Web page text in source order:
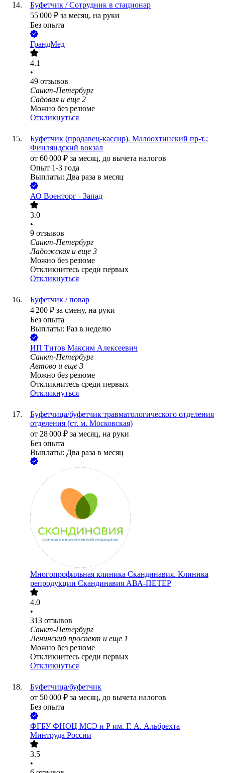
Буфетчик / Сотрудник в стационар
55 000 ₽ за месяц, на руки
Без опыта
ГрандМед
4.1
•
49 отзывов
Санкт-Петербург
Садовая и еще 2
Можно без резюме
Откликнуться
Буфетчик (продавец-кассир). Малоохтинский пр-т.;
Финляндский вокзал
от 60 000 ₽ за месяц, до вычета налогов
Опыт 1-3 года
Выплаты: Два раза в месяц
АО Военторг - Запад
3.0
•
9 отзывов
Санкт-Петербург
Ладожская и еще 3
Можно без резюме
Откликнитесь среди первых
Откликнуться
Буфетчик / повар
4 200 ₽ за смену, на руки
Без опыта
Выплаты: Раз в неделю
ИП Титов Максим Алексеевич
Санкт-Петербург
Автово и еще 3
Можно без резюме
Откликнитесь среди первых
Откликнуться
Буфетчица/буфетчик травматологического отделения
отделения (ст. м. Московская)
от 28 000 ₽ за месяц, на руки
Без опыта
Выплаты: Два раза в месяц
Многопрофильная клиника Скандинавия. Клиника
репродукции Скандинавия АВА-ПЕТЕР
4.0
•
313 отзывов
Санкт-Петербург
Ленинский проспект и еще 1
Можно без резюме
Откликнитесь среди первых
Откликнуться
Буфетчица/буфетчик
от 50 000 ₽ за месяц, до вычета налогов
Без опыта
ФГБУ ФНОЦ МСЭ и Р им. Г. А. Альбрехта
Минтруда России
3.5
•